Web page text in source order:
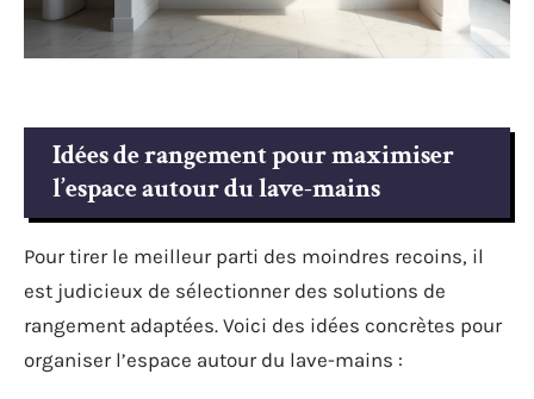
Idées de rangement pour maximiser
l’espace autour du lave-mains
Pour tirer le meilleur parti des moindres recoins, il
est judicieux de sélectionner des solutions de
rangement adaptées. Voici des idées concrètes pour
organiser l’espace autour du lave-mains :